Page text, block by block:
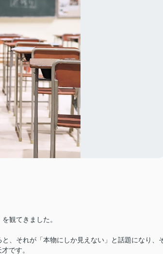
観てきました。
、それが「本物にしか見えない」と話題になり、
です。